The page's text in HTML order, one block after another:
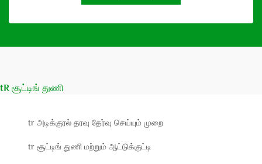
tR சூட்டிங் துணி
tr அடிக்குரல் தரவு தேர்வு செய்யும் முறை
tr சூட்டிங் துணி மற்றும் ஆட்டுக்குட்டி